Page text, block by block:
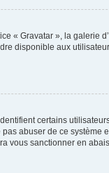
« Gravatar », la galerie
disponible aux
certains
abuser de ce système
vous sanctionner en